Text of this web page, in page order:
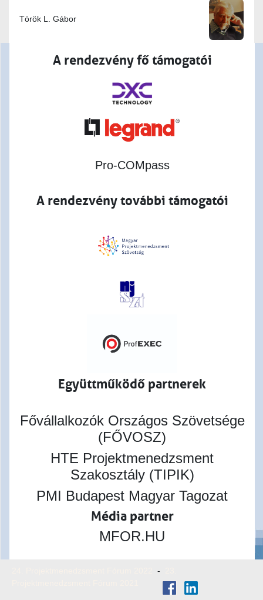
Török L. Gábor
A rendezvény fő támogatói
Pro-COMpass
A rendezvény további támogatói
Együttműködő partnerek
Fővállalkozók Országos Szövetsége
(FŐVOSZ)
HTE Projektmenedzsment
Szakosztály (TIPIK)
PMI Budapest Magyar Tagozat
Média partner
MFOR.HU
-